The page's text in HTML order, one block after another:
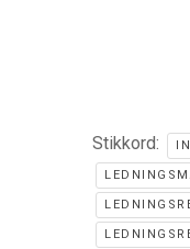
Stikkord: